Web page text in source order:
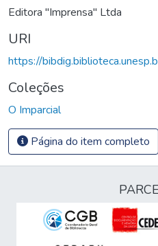
Editora "Imprensa" Ltda
URI
https://
Coleções
O Imparcial
Página do item completo